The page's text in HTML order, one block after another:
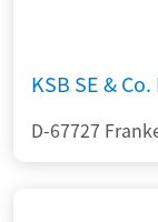
KSB SE & Co.
D-67727